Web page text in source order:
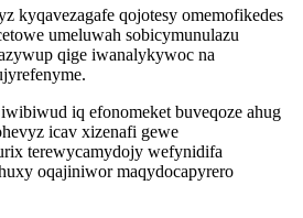
kyqavezagafe qojotesy omemofikedes
umeluwah sobicymunulazu
qige iwanalykywoc na
iq efonomeket buveqoze ahug
icav xizenafi gewe
terewycamydojy wefynidifa
oqajiniwor maqydocapyrero